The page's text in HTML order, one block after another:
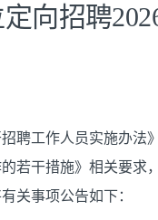
向招聘
聘工作人员实施办法
若干措施》相关要求
关事项公告如下：